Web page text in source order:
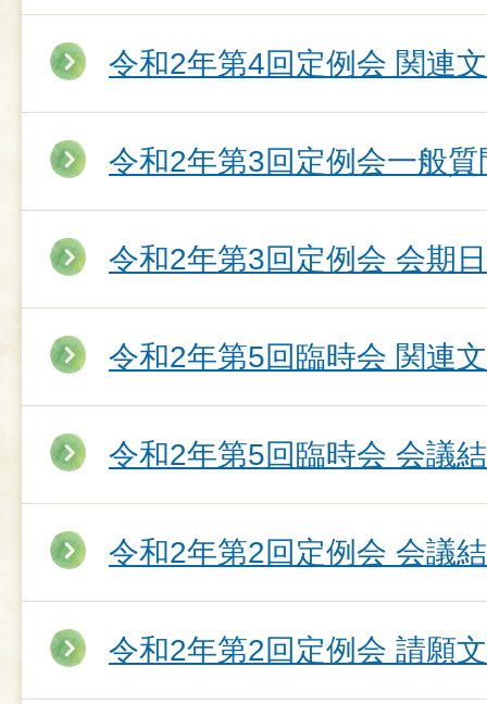
令和2年第4回定例会 関連
令和2年第3回定例会一般質
令和2年第3回定例会 会期
令和2年第5回臨時会 関連
令和2年第5回臨時会 会議
令和2年第2回定例会 会議
令和2年第2回定例会 請願